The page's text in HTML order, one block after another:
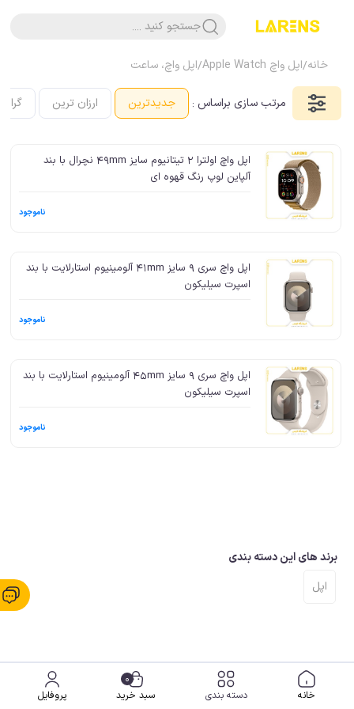
جستجو کنید ....
خانه/اپل واچ Apple Watch /اپل واچ، ساعت
مرتب سازی براساس : جدیدترین ارزان ترین
اپل واچ اولترا 2 تیتانیوم سایز 49mm نچرال با بند
آلپاین لوپ رنگ قهوه ای
ناموجود
اپل واچ سری 9 سایز 41mm آلومینیوم استارلایت با بند
اسپرت سیلیکون
ناموجود
اپل واچ سری 9 سایز 45mm آلومینیوم استارلایت با بند
اسپرت سیلیکون
ناموجود
برند های این دسته بندی
اپل
پروفایل
0
سبد خرید دسته بندی خانه